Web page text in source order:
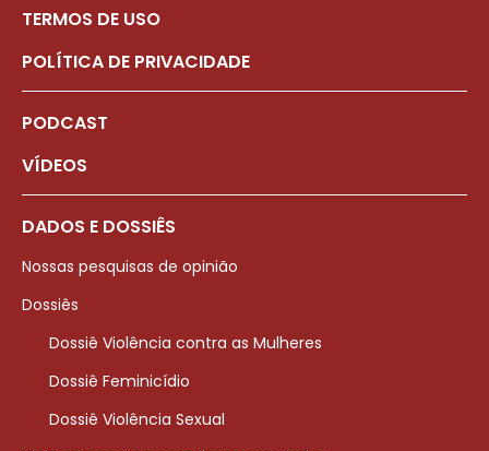
TERMOS DE USO
POLÍTICA DE PRIVACIDADE
PODCAST
VÍDEOS
DADOS E DOSSIÊS
Nossas pesquisas de opinião
Dossiês
Dossiê Violência contra as Mulheres
Dossiê Feminicídio
Dossiê Violência Sexual